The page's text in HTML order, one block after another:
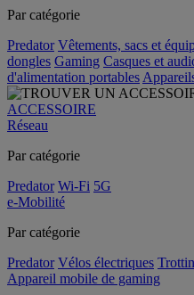
Par catégorie
Predator Vêtements, sacs et
dongles Gaming Casques et
d'alimentation portables
ACCESSOIRE
Réseau
Par catégorie
Predator Wi-Fi 5G
e-Mobilité
Par catégorie
Predator Vélos électriques
Appareil mobile de gaming